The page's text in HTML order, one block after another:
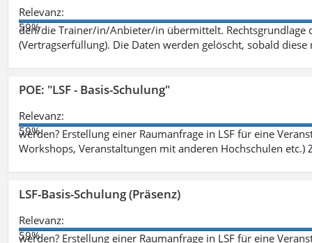
Relevanz:
59%
den/die Trainer/in/Anbieter/in übermittelt. Rechtsgrundlage
(Vertragserfüllung). Die Daten werden gelöscht, sobald
POE: "LSF - Basis-Schulung"
Relevanz:
59%
werden? Erstellung einer Raumanfrage in LSF für eine
Workshops, Veranstaltungen mit anderen Hochschulen etc.)
LSF-Basis-Schulung (Präsenz)
Relevanz:
59%
werden? Erstellung einer Raumanfrage in LSF für eine